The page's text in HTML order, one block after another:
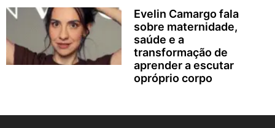
Evelin Camargo fala
sobre maternidade,
saúde e a
transformação de
aprender a escutar
opróprio corpo